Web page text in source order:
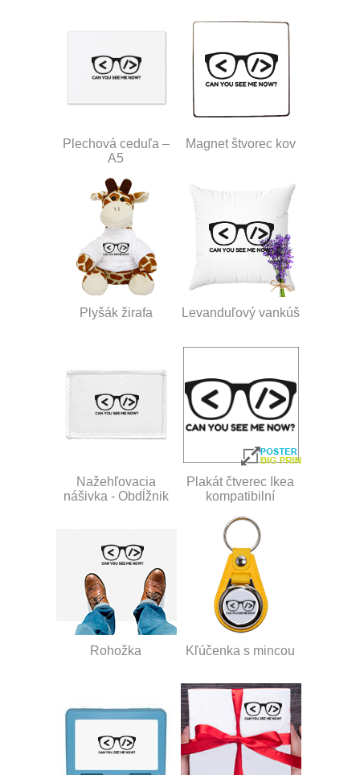
Plechová ceduľa –
A5
Magnet štvorec kov
Plyšák žirafa Levanduľový vankúš
Nažehľovacia
nášivka - Obdĺžnik
Plakát čtverec Ikea
kompatibilní
Rohožka Kľúčenka s mincou